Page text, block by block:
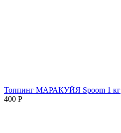
Топпинг МАРАКУЙЯ Spoom 1 кг
400 Р